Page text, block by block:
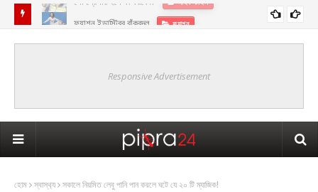
ফ‍্যাশন
Responsive Advertisement
হোম স্বাস্থ‍্য সকালে নিয়মিত লেবু পানি পান করলে ঘটে যে ২০ টি ম্যাজিক!